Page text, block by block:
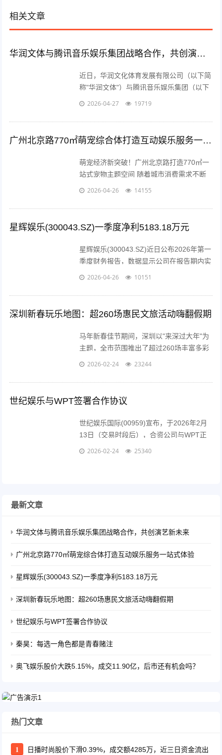
相关文章
华润文体与腾讯音乐娱乐集团战略合作，共创演艺新未来
近日，华润文化体育发展有限公司（以下简
称"华润文体"）与腾讯音乐娱乐集团（以下
简称"TME"）正式签署战略合作协议。此次
共同打造高...
2026-04-27 19719
广州北京路770㎡萌宠综合体打造互动娱乐服务一站式体验
萌宠经济新突破！广州北京路打造770㎡一
站式宠物主题空间 随着城市消费需求不断
升级，广州北京路核心商圈近日迎来了一家
达7...
2026-04-26 14155
星辉娱乐(300043.SZ)一季度净利5183.18万元
星辉娱乐(300043.SZ)近日公布2026年第一
季度财务报告，数据显示公司在报告期内实
现营业收入2.56亿元，较去年同期下降
5183.18万元...
2026-04-26 10151
深圳新春玩乐地图：超260场惠民文旅活动嗨翻假期
马年新春佳节期间，深圳以"来深过大年"为
主题，全市范围推出了超过260场丰富多彩
的惠民文旅活动。这些活动充分融合了深圳
新...
2026-02-24 23244
世纪娱乐与WPT签署合作协议
世纪娱乐国际(00959)宣布，于2026年2月
13日（交易时段后），合资公司与WPT正
式签订运营协议。根据协议内容，作为菲律
2026-02-24 25340
最新文章
华润文体与腾讯音乐娱乐集团战略合作，共创演艺新未来
广州北京路770㎡萌宠综合体打造互动娱乐服务一站式体验
星辉娱乐(300043.SZ)一季度净利5183.18万元
深圳新春玩乐地图：超260场惠民文旅活动嗨翻假期
世纪娱乐与WPT签署合作协议
秦昊：每选一角色都是青春赌注
奥飞娱乐股价大跌5.15%，成交11.90亿，后市还有机会吗？
热门文章
1
日播时尚股价下滑0.39%，成交额4285万，近三日资金流出